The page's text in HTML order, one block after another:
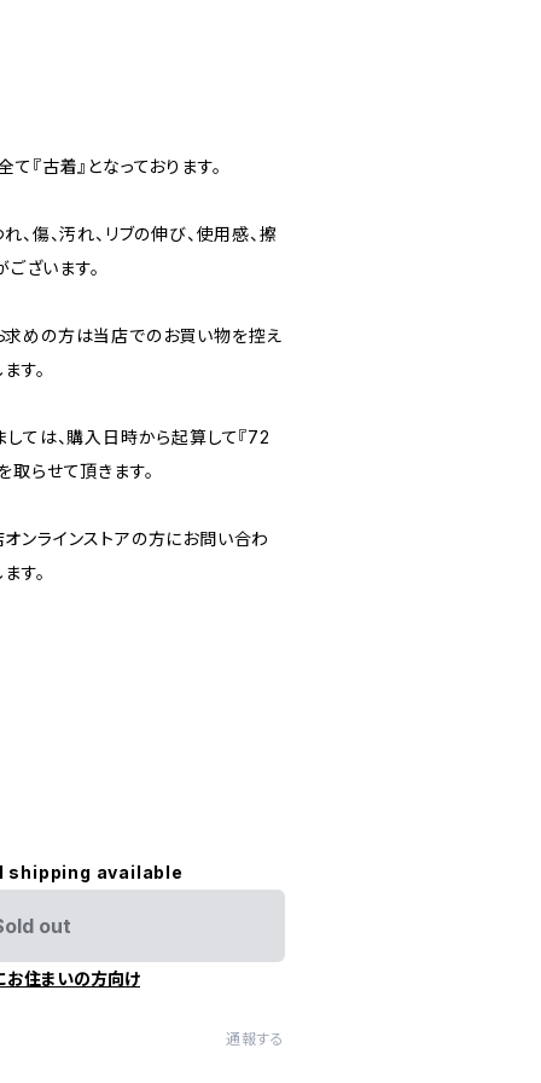
『古着』となっております。
、傷、汚れ、リブの伸び、使用感、擦
ざいます。
めの方は当店でのお買い物を控え
す。
ては、購入日時から起算して『72
らせて頂きます。
ンラインストアの方にお問い合わ
す。
shipping available
out
お住まいの方向け
通報する